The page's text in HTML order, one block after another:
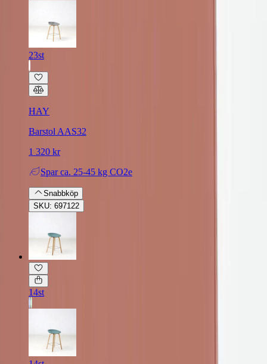
23st
HAY
Barstol AAS32
1 320 kr
Spar ca. 25-45 kg CO2e
Snabbköp
SKU: 697122
14st